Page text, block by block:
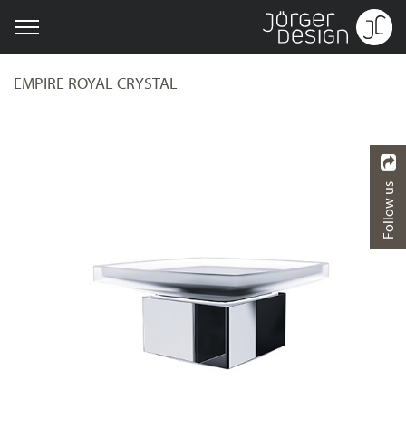
EMPIRE ROYAL CRYSTAL
Follow us